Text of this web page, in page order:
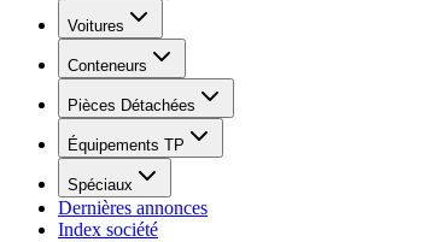
Voitures
Conteneurs
Pièces Détachées
Équipements TP
Spéciaux
Dernières annonces
Index société